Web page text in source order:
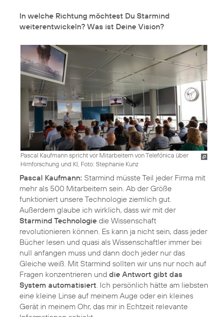
In welche Richtung möchtest Du Starmind
weiterentwickeln? Was ist Deine Vision?
Pascal Kaufmann spricht vor Mitarbeitern von Telefónica über
Hirnforschung und KI, Foto: Stephanie Kunz
Pascal Kaufmann: Starmind müsste Teil jeder Firma mit
mehr als 500 Mitarbeitern sein. Ab der Größe
funktioniert unsere Technologie ziemlich gut.
Außerdem glaube ich wirklich, dass wir mit der
Starmind Technologie die Wissenschaft
revolutionieren können. Es kann ja nicht sein, dass jeder
Bücher lesen und quasi als Wissenschaftler immer bei
null anfangen muss und dann doch jeder nur das
Gleiche weiß. Mit Starmind sollten wir uns nur noch auf
Fragen konzentrieren und die Antwort gibt das
System automatisiert . Ich persönlich hätte am liebsten
eine kleine Linse auf meinem Auge oder ein kleines
Gerät in meinem Ohr, das mir in Echtzeit relevante